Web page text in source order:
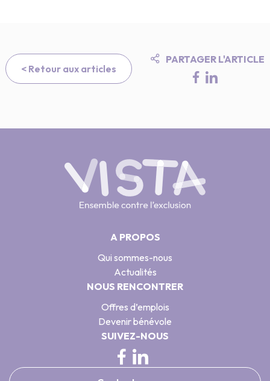
< Retour aux articles
PARTAGER L'ARTICLE
A PROPOS
Qui sommes-nous
Actualités
NOUS RENCONTRER
Offres d’emplois
Devenir bénévole
SUIVEZ-NOUS